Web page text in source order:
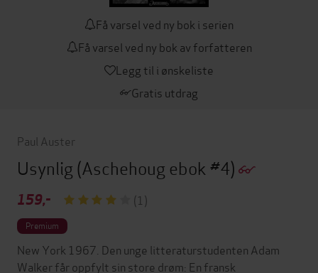
Få varsel ved ny bok i serien
Få varsel ved ny bok av forfatteren
Legg til i ønskeliste
Gratis utdrag
Paul Auster
Usynlig (Aschehoug ebok #4)
159,- (1)
Premium
New York 1967. Den unge litteraturstudenten Adam
Walker får oppfylt sin store drøm: En fransk